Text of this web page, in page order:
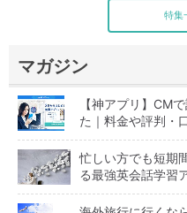
特集
マガジン
【神アプリ】CM
た｜料金や評判・
忙しい方でも短期
る最強英会話学習